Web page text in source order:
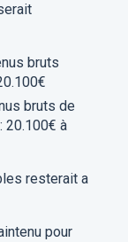
bruts
bruts de
20.100€ à
resterait a
pour